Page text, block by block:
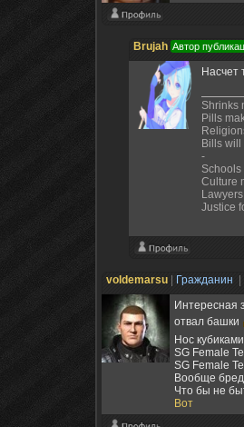
Brujah Автор
Насчет
Shrinks
Pills
Bills
-
Culture
Justice
voldemarsu Гражданин
Интересная
отвал башки
Нос
SG Female
SG Female
Вообще
Что бы не
Вот